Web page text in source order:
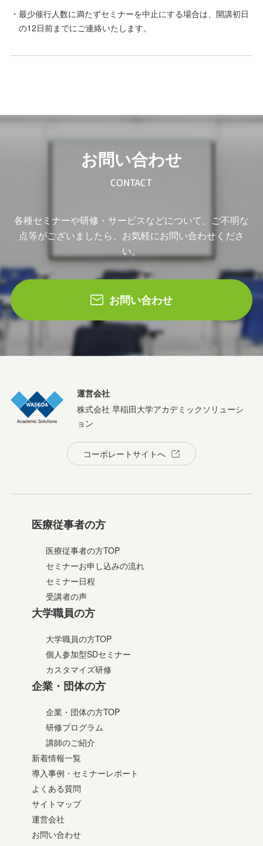
最少催行人数に満たずセミナーを中止にする場合は、開講初日
の12日前までにご連絡いたします。
お問い合わせ
CONTACT
各種セミナーや研修・サービスなどについて、ご不明な
点等がございましたら、お気軽にお問い合わせくださ
い。
お問い合わせ
運営会社
株式会社 早稲田大学アカデミックソリューシ
ョン
コーポレートサイトへ
医療従事者の方
医療従事者の方TOP
セミナーお申し込みの流れ
セミナー日程
受講者の声
大学職員の方
大学職員の方TOP
個人参加型SDセミナー
カスタマイズ研修
企業・団体の方
企業・団体の方TOP
研修プログラム
講師のご紹介
新着情報一覧
導入事例・セミナーレポート
よくある質問
サイトマップ
運営会社
お問い合わせ